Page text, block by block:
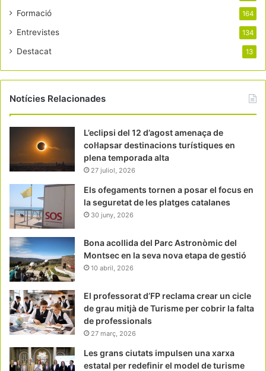
Formació 164
Entrevistes 134
Destacat 13
Notícies Relacionades
L’eclipsi del 12 d’agost amenaça de
col·lapsar destinacions turístiques en
plena temporada alta
27 juliol, 2026
Els ofegaments tornen a posar el focus en
la seguretat de les platges catalanes
30 juny, 2026
Bona acollida del Parc Astronòmic del
Montsec en la seva nova etapa de gestió
10 abril, 2026
El professorat d’FP reclama crear un cicle
de grau mitjà de Turisme per cobrir la falta
de professionals
27 març, 2026
Les grans ciutats impulsen una xarxa
estatal per redefinir el model de turisme